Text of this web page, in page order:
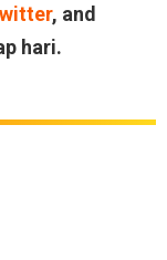
, and
hari.